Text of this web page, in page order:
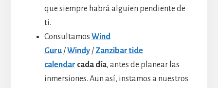
que siempre habrá alguien pendiente de
ti.
Consultamos Wind
Guru/Windy/ Zanzibar tide
calendar cada día, antes de planear las
inmersiones. Aun así, instamos a nuestros